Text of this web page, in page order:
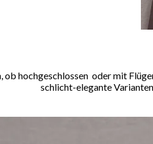
ob hochgeschlossen oder mit
schlicht-elegante